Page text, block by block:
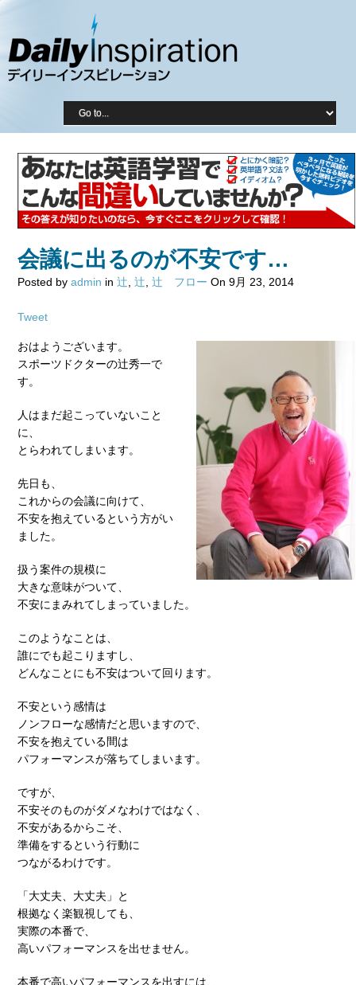
会議に出るのが不安です…
Posted by admin in 辻 辻 辻 フロー On 9月 23, 2014
Tweet
おはようございます。
スポーツドクターの辻秀一で
す。
人はまだ起こっていないこと
に、
とらわれてしまいます。
先日も、
これからの会議に向けて、
不安を抱えているという方がい
ました。
扱う案件の規模に
大きな意味がついて、
不安にまみれてしまっていました。
このようなことは、
誰にでも起こりますし、
どんなことにも不安はついて回ります。
不安という感情は
ノンフローな感情だと思いますので、
不安を抱えている間は
パフォーマンスが落ちてしまいます。
ですが、
不安そのものがダメなわけではなく、
不安があるからこそ、
準備をするという行動に
つながるわけです。
「大丈夫、大丈夫」と
根拠なく楽観視しても、
実際の本番で、
高いパフォーマンスを出せません。
本番で高いパフォーマンスを出すには、